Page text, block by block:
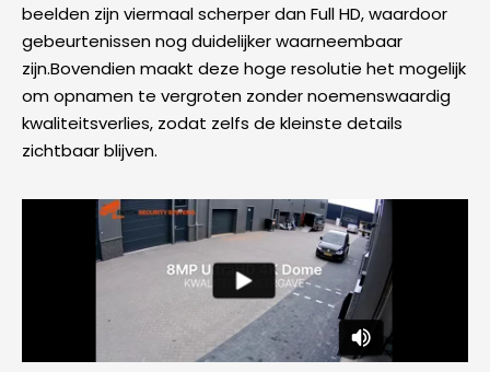
beelden zijn viermaal scherper dan Full HD, waardoor
gebeurtenissen nog duidelijker waarneembaar
zijn.Bovendien maakt deze hoge resolutie het mogelijk
om opnamen te vergroten zonder noemenswaardig
kwaliteitsverlies, zodat zelfs de kleinste details
zichtbaar blijven.